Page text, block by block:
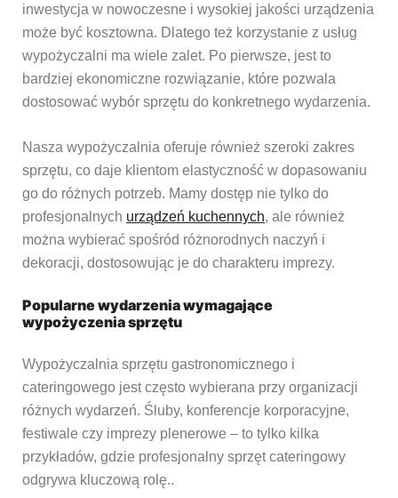
inwestycja w nowoczesne i wysokiej jakości urządzenia
może być kosztowna. Dlatego też korzystanie z usług
wypożyczalni ma wiele zalet. Po pierwsze, jest to
bardziej ekonomiczne rozwiązanie, które pozwala
dostosować wybór sprzętu do konkretnego wydarzenia.
Nasza wypożyczalnia oferuje również szeroki zakres
sprzętu, co daje klientom elastyczność w dopasowaniu
go do różnych potrzeb. Mamy dostęp nie tylko do
profesjonalnych urządzeń kuchennych, ale również
można wybierać spośród różnorodnych naczyń i
dekoracji, dostosowując je do charakteru imprezy.
Popularne wydarzenia wymagające
wypożyczenia sprzętu
Wypożyczalnia sprzętu gastronomicznego i
cateringowego jest często wybierana przy organizacji
różnych wydarzeń. Śluby, konferencje korporacyjne,
festiwale czy imprezy plenerowe – to tylko kilka
przykładów, gdzie profesjonalny sprzęt cateringowy
odgrywa kluczową rolę..